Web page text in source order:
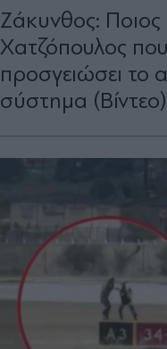
Ζάκυνθος: Ποιος
Χατζόπουλος
προσγειώσει το
σύστημα (Βίντεο)